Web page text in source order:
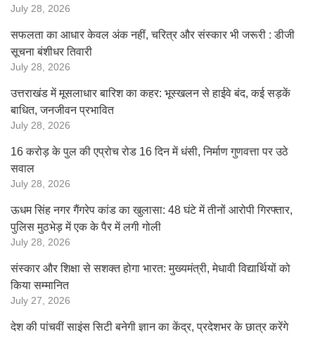
July 28, 2026
सफलता का आधार केवल अंक नहीं, चरित्र और संस्कार भी जरूरी : डीजी
सूचना बंशीधर तिवारी
July 28, 2026
उत्तराखंड में मूसलाधार बारिश का कहर: भूस्खलन से हाईवे बंद, कई सड़कें
बाधित, जनजीवन प्रभावित
July 28, 2026
16 करोड़ के पुल की एप्रोच रोड 16 दिन में धंसी, निर्माण गुणवत्ता पर उठे
सवाल
July 28, 2026
ऊधम सिंह नगर गैंगरेप कांड का खुलासा: 48 घंटे में तीनों आरोपी गिरफ्तार,
पुलिस मुठभेड़ में एक के पैर में लगी गोली
July 28, 2026
संस्कार और शिक्षा से सशक्त होगा भारत: मुख्यमंत्री, मेधावी विद्यार्थियों को
किया सम्मानित
July 27, 2026
देश की पांचवीं साइंस सिटी बनेगी ज्ञान का केंद्र, प्रदेशभर के छात्र करेंगे